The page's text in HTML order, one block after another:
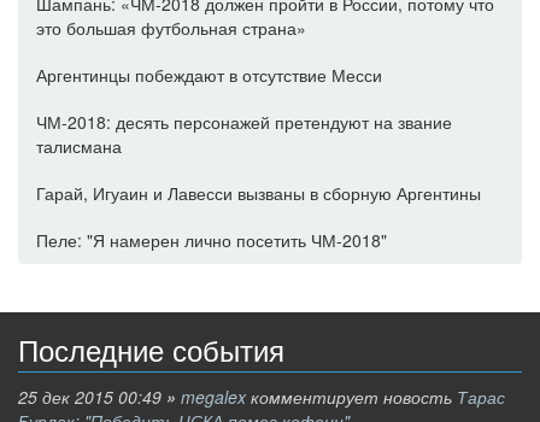
это большая футбольная страна»
Аргентинцы побеждают в отсутствие Месси
ЧМ-2018: десять персонажей претендуют на звание
талисмана
Гарай, Игуаин и Лавесси вызваны в сборную Аргентины
Пеле: "Я намерен лично посетить ЧМ-2018"
Последние события
25 дек 2015 00:49 » megalex комментирует новость Тарас